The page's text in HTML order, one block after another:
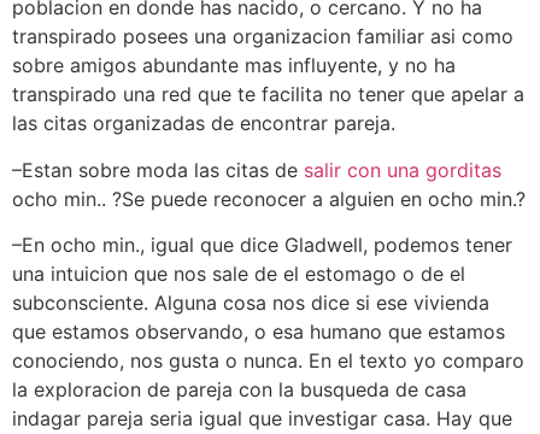
poblacion en donde has nacido, o cercano. Y no ha
transpirado posees una organizacion familiar asi­ como
sobre amigos abundante mas influyente, y no ha
transpirado una red que te facilita no tener que apelar a
las citas organizadas de encontrar pareja.
–Estan sobre moda las citas de salir con una gorditas
ocho min.. ?Se puede reconocer a alguien en ocho min.?
–En ocho min., igual que dice Gladwell, podemos tener
una intuicion que nos sale de el estomago o de el
subconsciente. Alguna cosa nos dice si ese vivienda
que estamos observando, o esa humano que estamos
conociendo, nos gusta o nunca. En el texto yo comparo
la exploracion de pareja con la busqueda de casa
indagar pareja seri­a igual que investigar casa. Hay que